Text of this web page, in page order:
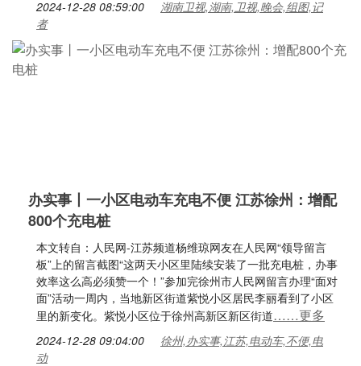
2024-12-28 08:59:00
湖南卫视,湖南,卫视,晚会,组图,记
者
办实事丨一小区电动车充电不便 江苏徐州：增配
800个充电桩
本文转自：人民网-江苏频道杨维琼网友在人民网“领导留言
板”上的留言截图“这两天小区里陆续安装了一批充电桩，办事
效率这么高必须赞一个！”参加完徐州市人民网留言办理“面对
面”活动一周内，当地新区街道紫悦小区居民李丽看到了小区
里的新变化。紫悦小区位于徐州高新区新区街道……更多
2024-12-28 09:04:00
徐州,办实事,江苏,电动车,不便,电
动